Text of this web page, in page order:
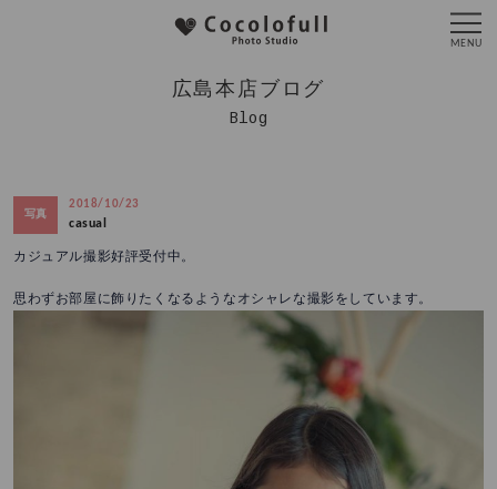
広島本店ブログ
Blog
写真
2018/10/23
casual
カジュアル撮影好評受付中。
思わずお部屋に飾りたくなるようなオシャレな撮影をしています。